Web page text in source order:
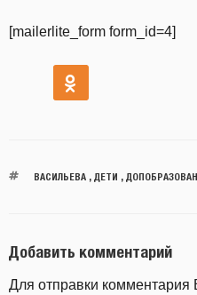
[mailerlite_form form_id=4]
ВАСИЛЬЕВА, ДЕТИ ,
Добавить комментарий
Для отправки